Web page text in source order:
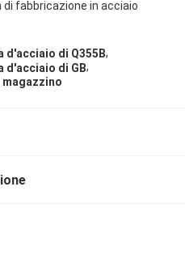
di fabbricazione in acciaio
di Q355B,
d'acciaio di GB,